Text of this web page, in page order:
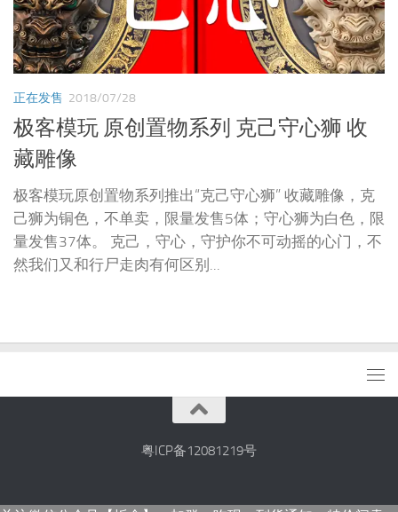
正在发售 2018/07/28
极客模玩 原创置物系列 克己守心狮 收
藏雕像
极客模玩原创置物系列推出“克己守心狮” 收藏雕像，克
己狮为铜色，不单卖，限量发售5体；守心狮为白色，限
量发售37体。 克己，守心，守护你不可动摇的心门，不
然我们又和行尸走肉有何区别...
粤ICP备12081219号